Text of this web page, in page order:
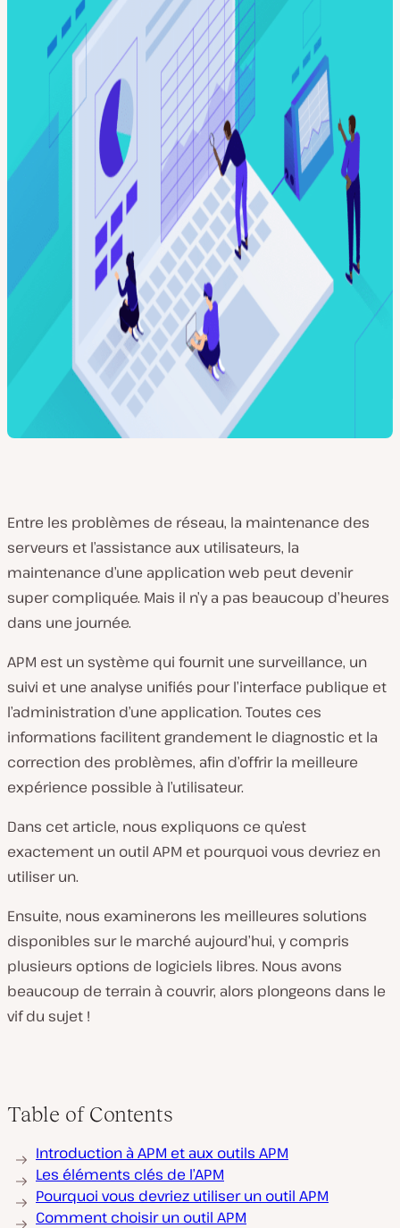
Entre les problèmes de réseau, la maintenance des
serveurs et l’assistance aux utilisateurs, la
maintenance d’une application web peut devenir
super compliquée. Mais il n’y a pas beaucoup d’heures
dans une journée.
APM est un système qui fournit une surveillance, un
suivi et une analyse unifiés pour l’interface publique et
l’administration d’une application. Toutes ces
informations facilitent grandement le diagnostic et la
correction des problèmes, afin d’offrir la meilleure
expérience possible à l’utilisateur.
Dans cet article, nous expliquons ce qu’est
exactement un outil APM et pourquoi vous devriez en
utiliser un.
Ensuite, nous examinerons les meilleures solutions
disponibles sur le marché aujourd’hui, y compris
plusieurs options de logiciels libres. Nous avons
beaucoup de terrain à couvrir, alors plongeons dans le
vif du sujet !
Table of Contents
Introduction à APM et aux outils APM
Les éléments clés de l’APM
Pourquoi vous devriez utiliser un outil APM
Comment choisir un outil APM